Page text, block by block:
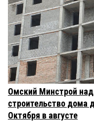
Омский Минстрой
строительство дома
Октября в августе